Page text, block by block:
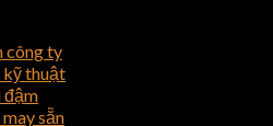
công ty
kỹ thuật
đậm
sẵn